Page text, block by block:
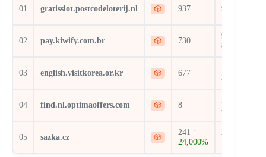
01 gratisslot.postcodeloterij.nl 🎲 937 972
02 pay.kiwify.com.br 🎲 730
970
860.4%
03 english.visitkorea.or.kr 🎲 677
3,318.18%
04 find.nl.optimaoffers.com 🎲 8
377
4.14%
05 sazka.cz 🎲
241 ↑
24,000%
288